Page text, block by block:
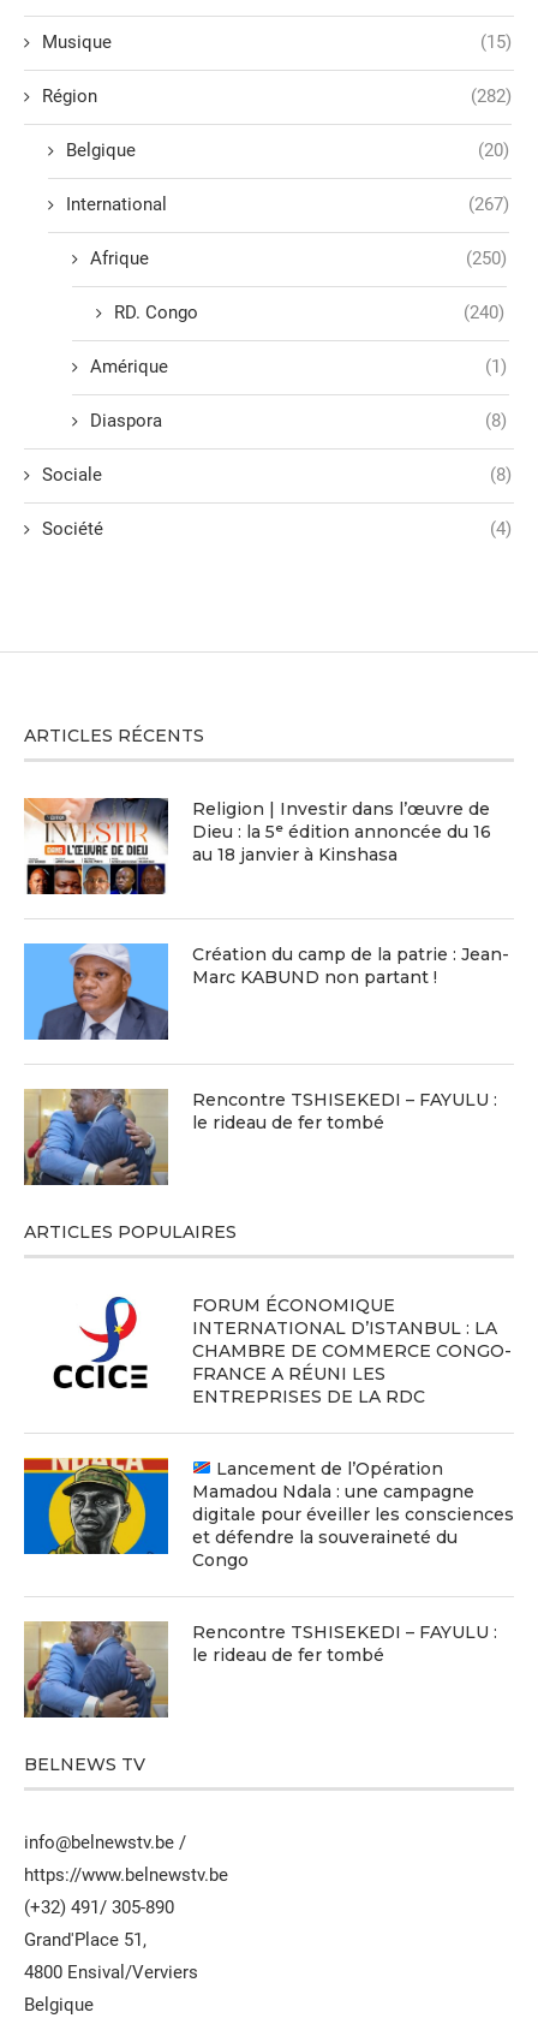
Musique (15)
Région (282)
Belgique (20)
International (267)
Afrique (250)
RD. Congo (240)
Amérique (1)
Diaspora (8)
Sociale (8)
Société (4)
ARTICLES RÉCENTS
Religion | Investir dans l’œuvre de
Dieu : la 5ᵉ édition annoncée du 16
au 18 janvier à Kinshasa
Création du camp de la patrie : Jean-
Marc KABUND non partant !
Rencontre TSHISEKEDI – FAYULU :
le rideau de fer tombé
ARTICLES POPULAIRES
FORUM ÉCONOMIQUE
INTERNATIONAL D’ISTANBUL : LA
CHAMBRE DE COMMERCE CONGO-
FRANCE A RÉUNI LES
ENTREPRISES DE LA RDC
Lancement de l’Opération
Mamadou Ndala : une campagne
digitale pour éveiller les consciences
et défendre la souveraineté du
Congo
Rencontre TSHISEKEDI – FAYULU :
le rideau de fer tombé
BELNEWS TV
info@belnewstv.be /
https://www.belnewstv.be
(+32) 491/ 305-890
Grand'Place 51,
4800 Ensival/Verviers
Belgique